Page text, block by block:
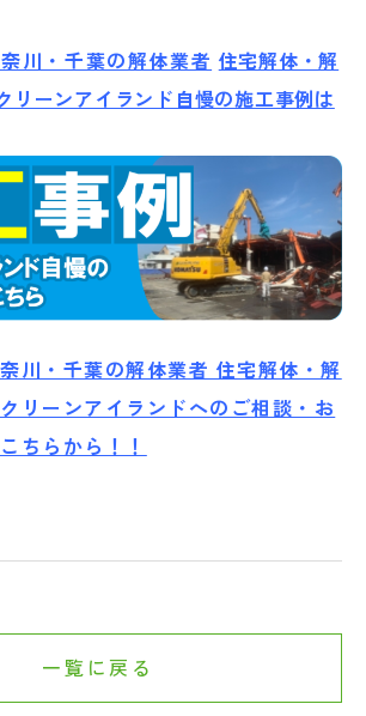
川・千葉の解体業者 住宅解体・解
リーンアイランド自慢の施工事例は
川・千葉の解体業者 住宅解体・解
リーンアイランドへのご相談・お
ちらから！！
一覧に戻る